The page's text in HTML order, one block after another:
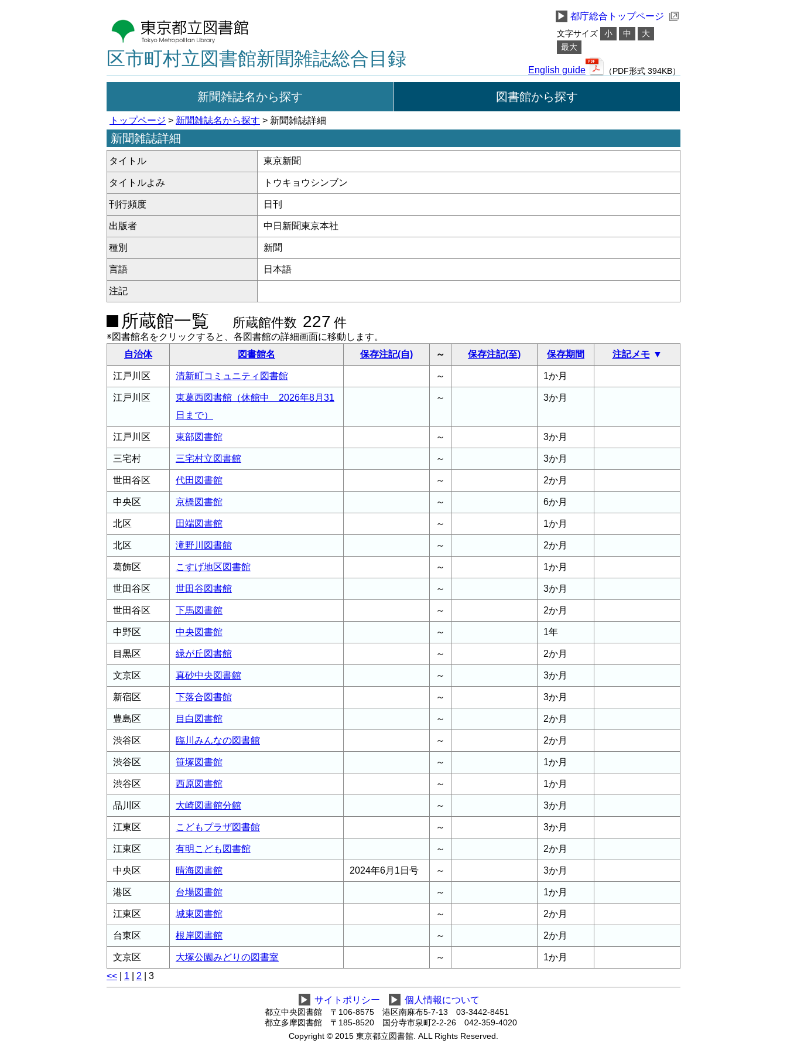
区市町村立図書館新聞雑誌総合目録
▶ 都庁総合トップページ
文字サイズ 小 中
大
最大
English guide （PDF形式 394KB）
新聞雑誌名から探す 図書館から探す
トップページ > 新聞雑誌名から探す > 新聞雑誌詳細
新聞雑誌詳細
タイトル 東京新聞
タイトルよみ トウキョウシンブン
刊行頻度 日刊
出版者 中日新聞東京本社
種別 新聞
言語 日本語
注記
所蔵館一覧 所蔵館件数 227 件
※図書館名をクリックすると、各図書館の詳細画面に移動します。
自治体
図書館名 保存注記(自) ～ 保存注記(至) 保存期間 注記メモ
江戸川区 清新町コミュニティ図書館 ～ 1か月
江戸川区
東葛西図書館（休館中 2026年8月31
日まで）
～ 3か月
江戸川区 東部図書館 ～ 3か月
三宅村 三宅村立図書館 ～ 3か月
世田谷区 代田図書館 ～ 2か月
中央区 京橋図書館 ～ 6か月
北区 田端図書館 ～ 1か月
北区 滝野川図書館 ～ 2か月
葛飾区 こすげ地区図書館 ～ 1か月
世田谷区 世田谷図書館 ～ 3か月
世田谷区 下馬図書館 ～ 2か月
中野区 中央図書館 ～ 1年
目黒区 緑が丘図書館 ～ 2か月
文京区 真砂中央図書館 ～ 3か月
新宿区 下落合図書館 ～ 3か月
豊島区 目白図書館 ～ 2か月
渋谷区 臨川みんなの図書館 ～ 2か月
渋谷区 笹塚図書館 ～ 1か月
渋谷区 西原図書館 ～ 1か月
品川区 大崎図書館分館 ～ 3か月
江東区 こどもプラザ図書館 ～ 3か月
江東区 有明こども図書館 ～ 2か月
中央区 晴海図書館 2024年6月1日号 ～ 3か月
港区 台場図書館 ～ 1か月
江東区 城東図書館 ～ 2か月
台東区 根岸図書館 ～ 2か月
文京区 大塚公園みどりの図書室 ～
1か月
<<
1 2 3
▶ サイトポリシー ▶ 個人情報について
都立中央図書館 〒106-8575 港区南麻布5-7-13 03-3442-8451
都立多摩図書館 〒185-8520 国分寺市泉町2-2-26 042-359-4020
Copyright © 2015 東京都立図書館. ALL Rights Reserved.